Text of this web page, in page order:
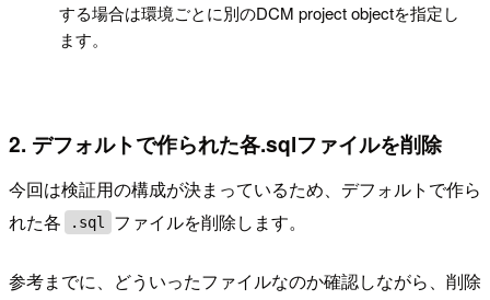
する場合は環境ごとに別のDCM project objectを指定し
ます。
2. デフォルトで作られた各.sqlファイルを削除
今回は検証用の構成が決まっているため、デフォルトで作ら
れた各
.sql ファイルを削除します。
参考までに、どういったファイルなのか確認しながら、削除